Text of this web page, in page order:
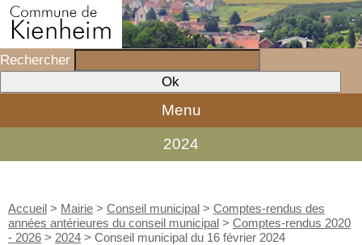
Rechercher
Menu
2024
Accueil > Mairie > Conseil municipal > Comptes-rendus des
années antérieures du conseil municipal > Comptes-rendus 2020
- 2026 > 2024 > Conseil municipal du 16 février 2024